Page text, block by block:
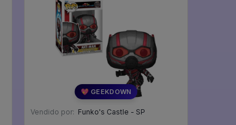
💖 GEEKDOWN
Vendido por: Funko's Castle - SP